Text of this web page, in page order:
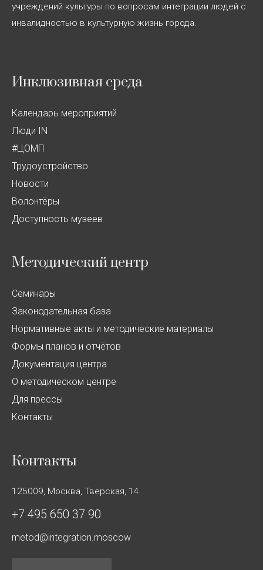
учреждений культуры по вопросам интеграции людей с
инвалидностью в культурную жизнь города.
Инклюзивная среда
Календарь мероприятий
Люди IN
#ЦОМП
Трудоустройство
Новости
Волонтёры
Доступность музеев
Методический центр
Семинары
Законодательная база
Нормативные акты и методические материалы
Формы планов и отчётов
Документация центра
О методическом центре
Для прессы
Контакты
Контакты
125009, Москва, Тверская, 14
+7 495 650 37 90
metod@integration.moscow